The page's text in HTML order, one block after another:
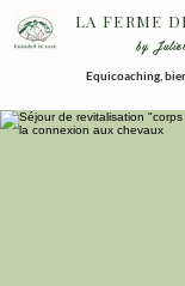
LA FERME
by
Equicoaching,